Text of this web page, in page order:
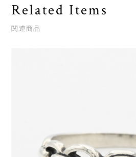
Related Items
関連商品